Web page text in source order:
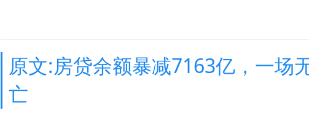
原文:房贷余额暴减7163亿，一场
亡